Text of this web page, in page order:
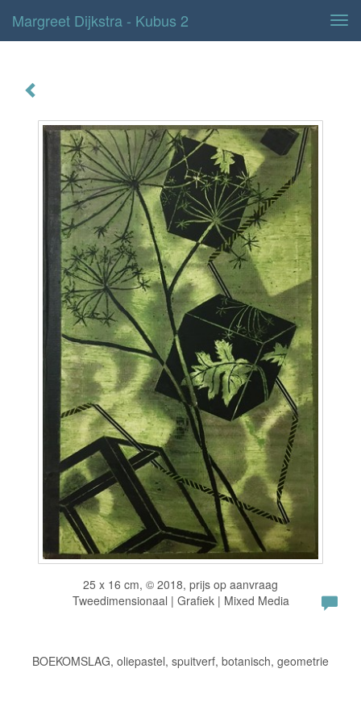
Margreet Dijkstra - Kubus 2
25 x 16 cm, © 2018, prijs op aanvraag
Tweedimensionaal | Grafiek | Mixed Media
BOEKOMSLAG, oliepastel, spuitverf, botanisch, geometrie